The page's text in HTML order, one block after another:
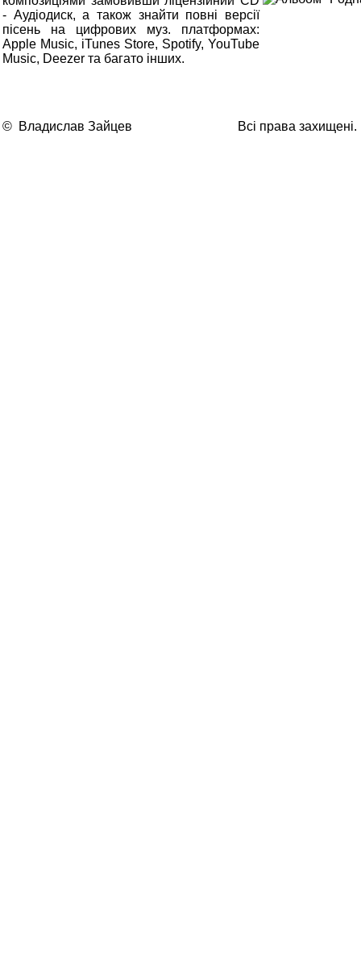
- Аудіодиск, а також знайти повні версії
пісень на цифрових муз. платформах:
Apple Music, iTunes Store, Spotify, YouTube
Music, Deezer та багато інших.
© Владислав Зайцев Всі права